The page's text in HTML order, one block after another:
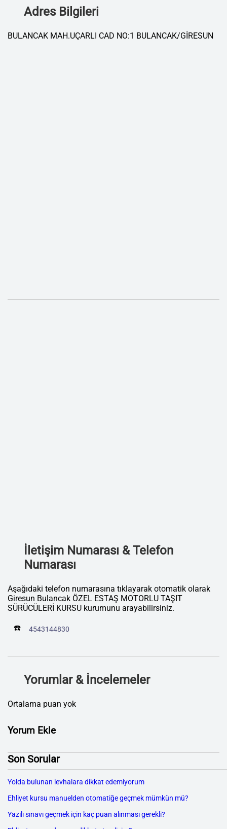
Adres Bilgileri
BULANCAK MAH.UÇARLI CAD NO:1 BULANCAK/GİRESUN
İletişim Numarası & Telefon
Numarası
Aşağıdaki telefon numarasına tıklayarak otomatik olarak
Giresun Bulancak ÖZEL ESTAŞ MOTORLU TAŞIT
SÜRÜCÜLERİ KURSU kurumunu arayabilirsiniz.
☎️ 4543144830
Yorumlar & İncelemeler
Ortalama puan yok
Yorum Ekle
Son Sorular
Yolda bulunan levhalara dikkat edemiyorum
Ehliyet kursu manuelden otomatiğe geçmek mümkün mü?
Yazılı sınavı geçmek için kaç puan alınması gerekli?